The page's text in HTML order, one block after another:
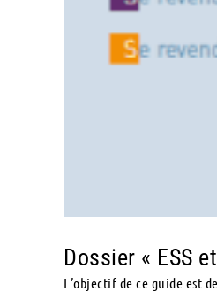
Dossier « ESS
L’objectif de ce guide est